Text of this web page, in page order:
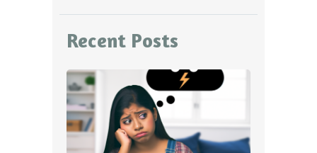
Recent Posts